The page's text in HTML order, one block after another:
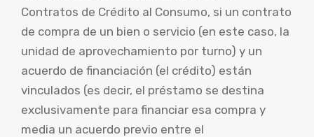
Contratos de Crédito al Consumo, si un contrato
de compra de un bien o servicio (en este caso, la
unidad de aprovechamiento por turno) y un
acuerdo de financiación (el crédito) están
vinculados (es decir, el préstamo se destina
exclusivamente para financiar esa compra y
media un acuerdo previo entre el